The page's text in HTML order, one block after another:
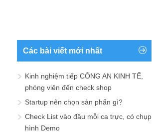
Các bài viết mới nhất
Kinh nghiệm tiếp CÔNG AN KINH TẾ,
phóng viên đến check shop
Startup nên chọn sản phẩn gì?
Check List vào đầu mỗi ca trực, có chụp
hình Demo